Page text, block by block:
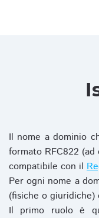
Il nome a dominio
formato RFC822
compatibile con il
Per ogni nome a
(fisiche o
Il primo ruolo è